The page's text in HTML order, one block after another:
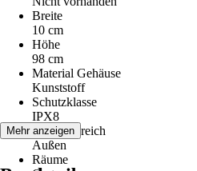
Breite
10 cm
Höhe
98 cm
Material Gehäuse
Kunststoff
Schutzklasse
IPX8
Einsatzbereich
Außen
Räume
Mehr anzeigen